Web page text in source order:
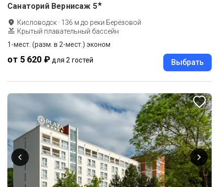
Санаторий Вернисаж 5★
Кисловодск · 136 м до реки Берёзовой
Крытый плавательный бассейн
1-мест. (разм. в 2-мест.) эконом
от 5 620 ₽ для 2 гостей Выбрать